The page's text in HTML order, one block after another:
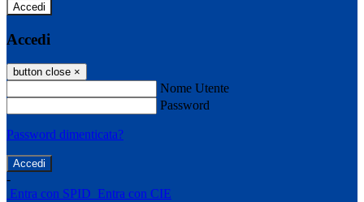
Accedi
Accedi
button close ×
Nome Utente
Password
Password dimenticata?
-
Entra con SPID Entra con CIE